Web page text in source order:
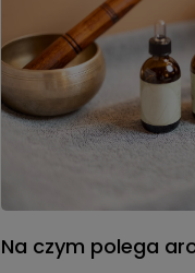
Na czym polega